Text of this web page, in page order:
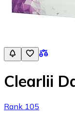
Clearlii
Rank 105